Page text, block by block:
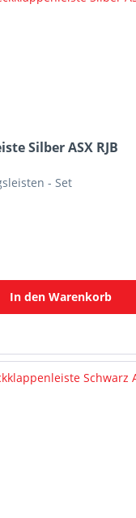
Silber ASX RJB
- Set
In den Warenkorb